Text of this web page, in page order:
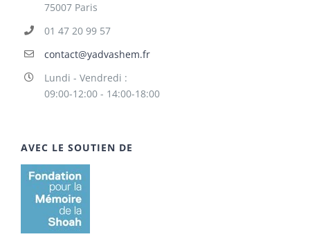
75007 Paris
01 47 20 99 57
contact@yadvashem.fr
Lundi - Vendredi :
09:00-12:00 - 14:00-18:00
AVEC LE SOUTIEN DE